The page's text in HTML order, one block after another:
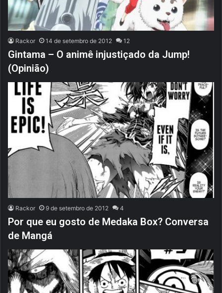
Rackor 14 de setembro de 2012 12
Gintama – O animê injustiçado da Jump!
(Opinião)
Rackor 9 de setembro de 2012 4
Por que eu gosto de Medaka Box? Conversa
de Mangá